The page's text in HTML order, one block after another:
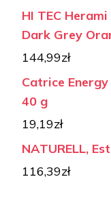
HI TEC
Dark Grey
144,99zł
Catrice
40 g
19,19zł
NATURELL,
116,39zł